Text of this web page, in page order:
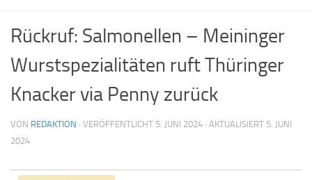
Rückruf: Salmonellen – Meininger
Wurstspezialitäten ruft Thüringer
Knacker via Penny zurück
VON REDAKTION · VERÖFFENTLICHT 5. JUNI 2024 · AKTUALISIERT 5. JUNI
2024